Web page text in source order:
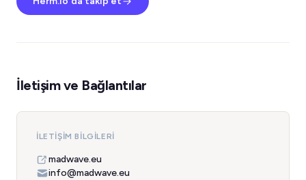
İletişim ve Bağlantılar
İLETIŞIM BILGILERI
madwave.eu
info@madwave.eu